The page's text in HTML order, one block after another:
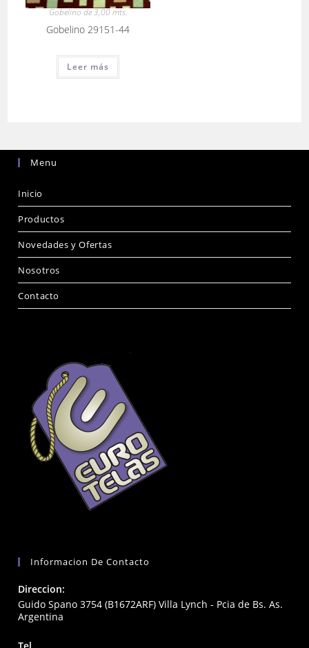
Gobelino de 3,00 mts.
Gobelino 29151-44
Leer más
Menu
Inicio
Productos
Novedades y Ofertas
Nosotros
Contacto
Informacion De Contacto
Direccion:
Guido Spano 3754 (B1672ARF) Villa Lynch - Pcia de Bs. As.
Argentina